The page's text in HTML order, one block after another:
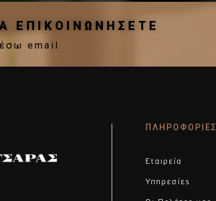
ΕΠΙΚΟΙΝΩΝΗΣΕΤΕ
email
ΠΛΗΡΟΦΟΡΙΕΣ
Εταιρεία
Υπηρεσίες